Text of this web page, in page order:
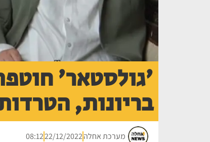
'גולסטאר'
בריונות,
מערכת אחלה22/12/2022
08:12